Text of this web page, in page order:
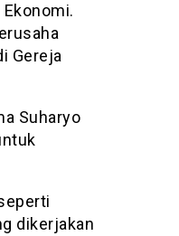
Gereja
Suharyo
dikerjakan